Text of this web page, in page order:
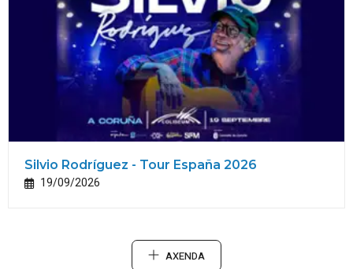
Silvio Rodríguez - Tour España 2026
19/09/2026
AXENDA